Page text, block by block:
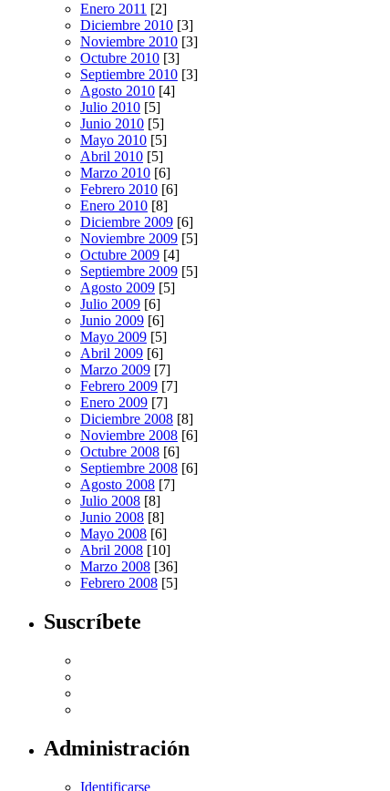
Enero 2011 [2]
Diciembre 2010 [3]
Noviembre 2010 [3]
Octubre 2010 [3]
Septiembre 2010 [3]
Agosto 2010 [4]
Julio 2010 [5]
Junio 2010 [5]
Mayo 2010 [5]
Abril 2010 [5]
Marzo 2010 [6]
Febrero 2010 [6]
Enero 2010 [8]
Diciembre 2009 [6]
Noviembre 2009 [5]
Octubre 2009 [4]
Septiembre 2009 [5]
Agosto 2009 [5]
Julio 2009 [6]
Junio 2009 [6]
Mayo 2009 [5]
Abril 2009 [6]
Marzo 2009 [7]
Febrero 2009 [7]
Enero 2009 [7]
Diciembre 2008 [8]
Noviembre 2008 [6]
Octubre 2008 [6]
Septiembre 2008 [6]
Agosto 2008 [7]
Julio 2008 [8]
Junio 2008 [8]
Mayo 2008 [6]
Abril 2008 [10]
Marzo 2008 [36]
Febrero 2008 [5]
Suscríbete
Administración
Identificarse